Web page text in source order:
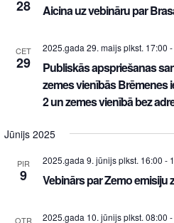
28 Aicina uz vebināru par
CET
29
2025.gada 29. maijs plkst. 17:00 -
Publiskās apspriešanas
zemes vienībās Brēmenes
2 un zemes vienībā bez
Jūnijs 2025
PIR
9
2025.gada 9. jūnijs plkst. 16:00 -
Vebinārs par Zemo emisiju
OTR 2025.gada 10. jūnijs plkst. 08:00 -